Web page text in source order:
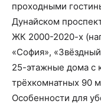
проходными
Дунайском
ЖК 2000-2020-х
«София»,
25-этажные дома с
трёхкомнатных 90
Особенности для